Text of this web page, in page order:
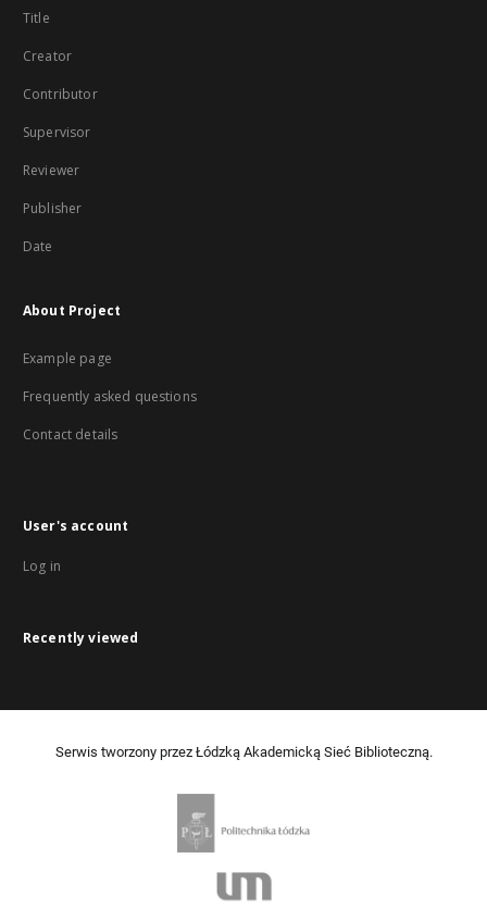
Title
Creator
Contributor
Supervisor
Reviewer
Publisher
Date
About Project
Example page
Frequently asked questions
Contact details
User's account
Log in
Recently viewed
Serwis tworzony przez Łódzką Akademicką Sieć Biblioteczną.